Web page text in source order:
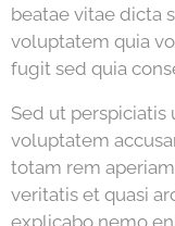
beatae vitae dicta
voluptatem quia
fugit sed quia
Sed ut perspiciatis
voluptatem
totam rem
veritatis et quasi